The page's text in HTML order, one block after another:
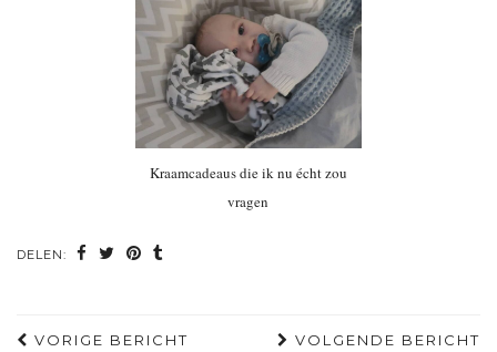
Kraamcadeaus die ik nu écht zou
vragen
DELEN:
VORIGE BERICHT VOLGENDE BERICHT